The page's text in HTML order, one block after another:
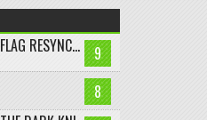
9
ASSASSIN’S CREED BLACK FLAG RESYNCED
8